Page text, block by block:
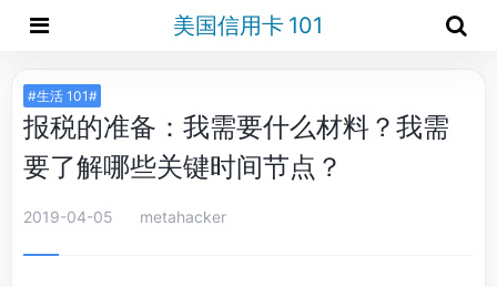
美国信用卡 101
#生活 101#
报税的准备：我需要什么材料？我需
要了解哪些关键时间节点？
2019-04-05 metahacker